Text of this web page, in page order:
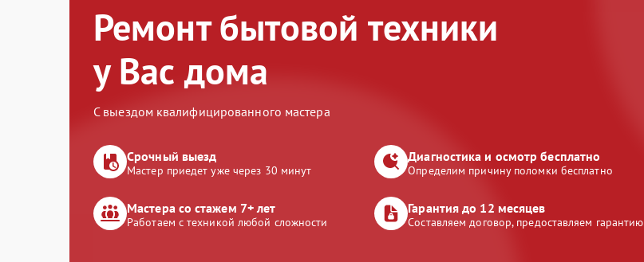
Ремонт бытовой техники
у Вас дома
С выездом квалифицированного мастера
Срочный выезд
Мастер приедет уже через 30 минут
Диагностика и осмотр бесплатно
Определим причину поломки бесплатно
Мастера со стажем 7+ лет
Работаем с техникой любой сложности
Гарантия до 12 месяцев
Составляем договор, предоставляем гарантию